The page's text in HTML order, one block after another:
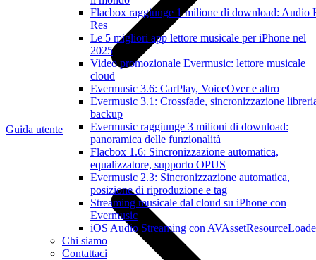
Flacbox raggiunge 1 milione di download: Audio
Res
Le 5 migliori app lettore musicale per iPhone nel
2025
Video promozionale Evermusic: lettore musicale
cloud
Evermusic 3.6: CarPlay, VoiceOver e altro
Evermusic 3.1: Crossfade, sincronizzazione
backup
Evermusic raggiunge 3 milioni di download:
panoramica delle funzionalità
Flacbox 1.6: Sincronizzazione automatica,
equalizzatore, supporto OPUS
Evermusic 2.3: Sincronizzazione automatica,
posizione di riproduzione e tag
Streaming musicale dal cloud su iPhone con
Evermusic
iOS Audio Streaming con
Chi siamo
Contattaci
Guida utente